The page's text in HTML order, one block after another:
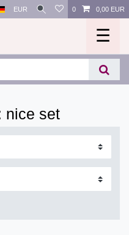
EUR 0 0,00 EUR
☰
nice set